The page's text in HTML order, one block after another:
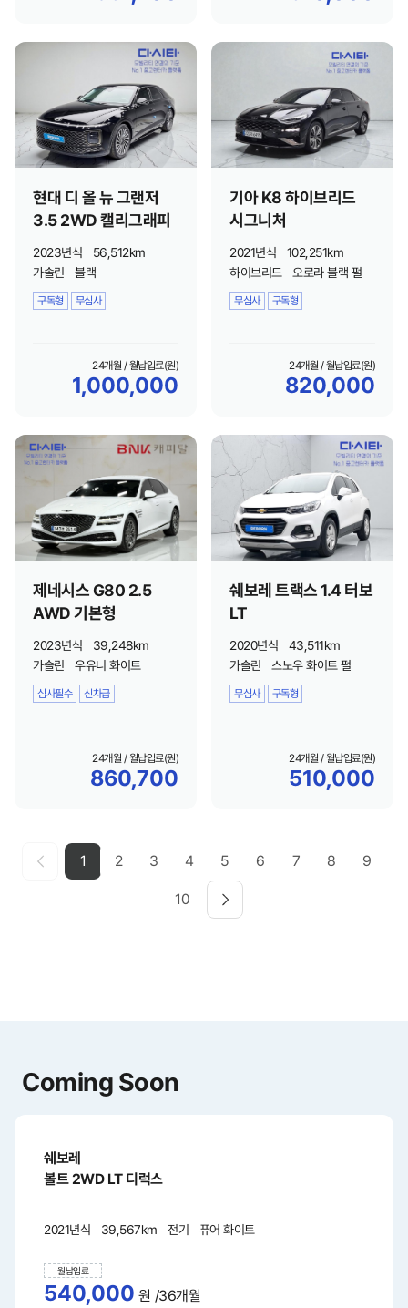
현대 디 올 뉴 그랜저
3.5 2WD 캘리그래피
2023년식
56,512km
가솔린
블랙
구독형 무심사
24개월 / 월납입료(원)
1,000,000
기아 K8 하이브리드
시그니처
2021년식
102,251km
하이브리드
오로라 블랙 펄
무심사 구독형
24개월 / 월납입료(원)
820,000
제네시스 G80 2.5
AWD 기본형
2023년식
39,248km
가솔린
우유니 화이트
심사필수 신차급
24개월 / 월납입료(원)
860,700
쉐보레 트랙스 1.4 터보
LT
2020년식
43,511km
가솔린
스노우 화이트 펄
무심사 구독형
24개월 / 월납입료(원)
510,000
1 2 3 4 5 6 7 8 9
10
Coming Soon
쉐보레
볼트 2WD LT 디럭스
2021년식 39,567km 전기 퓨어 화이트
월납입료
540,000 원 /36개월